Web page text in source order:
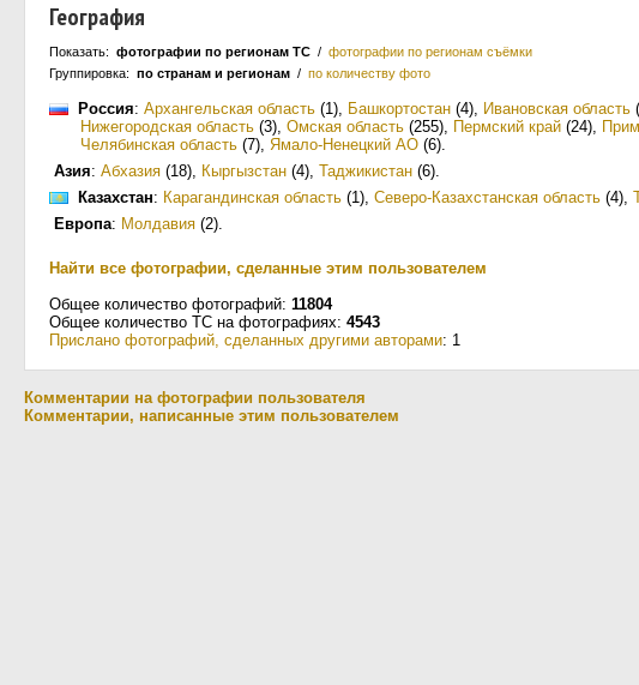
География
Показать: фотографии по регионам ТС / фотографии по регионам съёмки
Группировка: по странам и регионам / по количеству фото
Россия: Архангельская область (1), Башкортостан (4), Ивановская область
Нижегородская область (3), Омская область (255), Пермский край (24),
Челябинская область (7), Ямало-Ненецкий АО (6).
Азия: Абхазия (18), Кыргызстан (4), Таджикистан (6).
Казахстан: Карагандинская область (1), Северо-Казахстанская область (4),
Европа: Молдавия (2).
Найти все фотографии, сделанные этим пользователем
Общее количество фотографий: 11804
Общее количество ТС на фотографиях: 4543
Прислано фотографий, сделанных другими авторами: 1
Комментарии на фотографии пользователя
Комментарии, написанные этим пользователем